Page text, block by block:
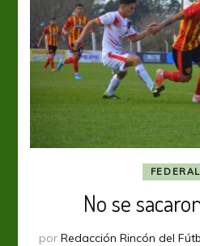
No se
por Redacción Rincón del